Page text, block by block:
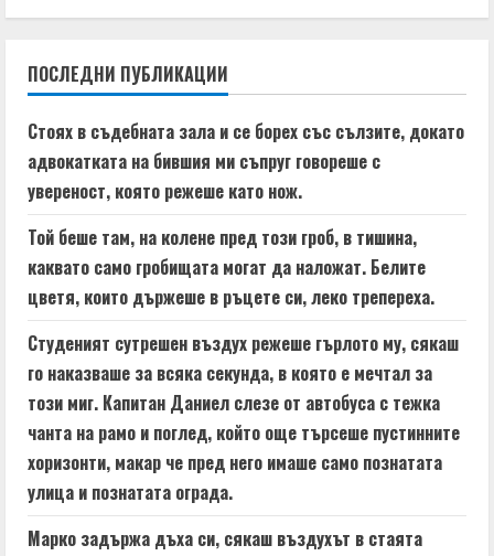
i
n
u
e
R
e
a
d
i
n
g
ПОСЛЕДНИ ПУБЛИКАЦИИ
Стоях в съдебната зала и се борех със сълзите, докато
адвокатката на бившия ми съпруг говореше с
увереност, която режеше като нож.
Той беше там, на колене пред този гроб, в тишина,
каквато само гробищата могат да наложат. Белите
цветя, които държеше в ръцете си, леко трепереха.
Студеният сутрешен въздух режеше гърлото му, сякаш
го наказваше за всяка секунда, в която е мечтал за
този миг. Капитан Даниел слезе от автобуса с тежка
чанта на рамо и поглед, който още търсеше пустинните
хоризонти, макар че пред него имаше само познатата
улица и познатата ограда.
Марко задържа дъха си, сякаш въздухът в стаята